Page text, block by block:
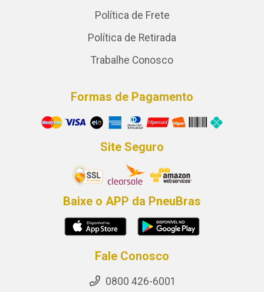
Política de Frete
Política de Retirada
Trabalhe Conosco
Formas de Pagamento
Site Seguro
Baixe o APP da PneuBras
Fale Conosco
0800 426-6001